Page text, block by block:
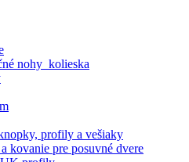
nohy_kolieska
profily a vešiaky
kovanie pre posuvné dvere